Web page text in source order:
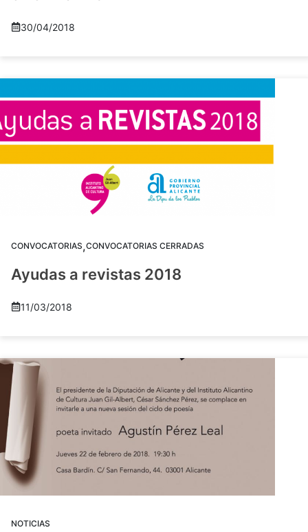
30/04/2018
CONVOCATORIAS,CONVOCATORIAS CERRADAS
Ayudas a revistas 2018
11/03/2018
NOTICIAS